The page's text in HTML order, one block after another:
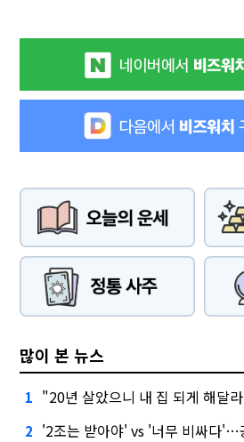
많이 본 뉴스
1 "20년 살았으니 내 집 되게 해달
2 '2조는 받아야' vs '너무 비싸다'…